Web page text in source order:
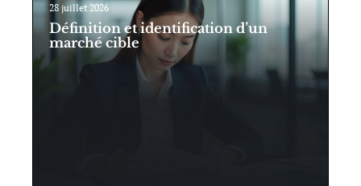
28 juillet 2026
Définition et identification d’un
marché cible